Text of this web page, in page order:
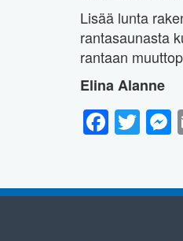
Lisää lunta
rantasaunasta
rantaan
Elina Alanne